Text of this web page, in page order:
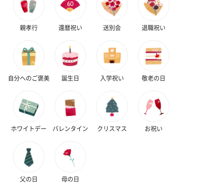
スキンケアグッズ
スキンケアグッズを同梱してお届けします。
ト【ありがとう】
（1,100円）
親孝行 還暦祝い 送別会 退職祝い
自分へのご褒美 誕生日 入学祝い 敬老の日
ホワイトデー バレンタイン クリスマス お祝い
父の日 母の日